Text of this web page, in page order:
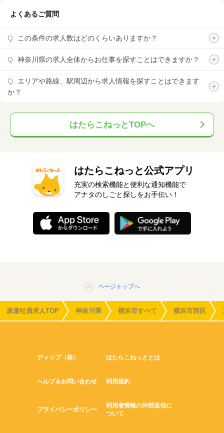
よくあるご質問
この条件の求人数はどのくらいありますか？
神奈川県の求人全体からお仕事を探すことはできますか？
エリアや路線、駅周辺から求人情報を探すことはできます
か？
はたらこねっとTOPへ
はたらこねっと公式アプリ
充実の検索機能と便利な通知機能で
アナタのしごと探しをお手伝い！
ページトップへ
派遣社員求人TOP 神奈川県 横浜市すべて 横浜市西区
ディップ（株） はたらこねっととは
ヘルプ＆お問い合わせ 利用規約
プライバシーポリシー
利用者情報の外部送信に
ついて